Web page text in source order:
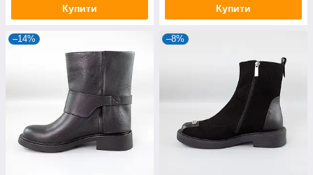
Купити Купити
–14% –8%